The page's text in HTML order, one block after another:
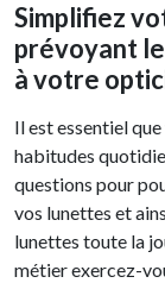
Simplifiez
prévoyant
à votre
Il est essentiel
habitudes
questions pour
vos lunettes et
lunettes toute la
métier exercez-